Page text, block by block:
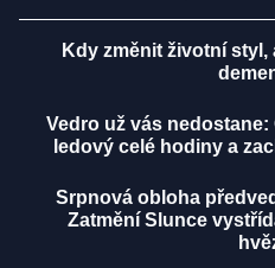
Kdy změnit životní
Vedro už vás
ledový celé hodiny a
Srpnová obloha
Zatmění Slunce